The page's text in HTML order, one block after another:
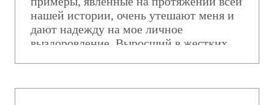
нашей истории, очень утешают меня и
дают надежду на мое личное
выздоровление. Выросший в жестких
идеально, даже если делаю это впервые.